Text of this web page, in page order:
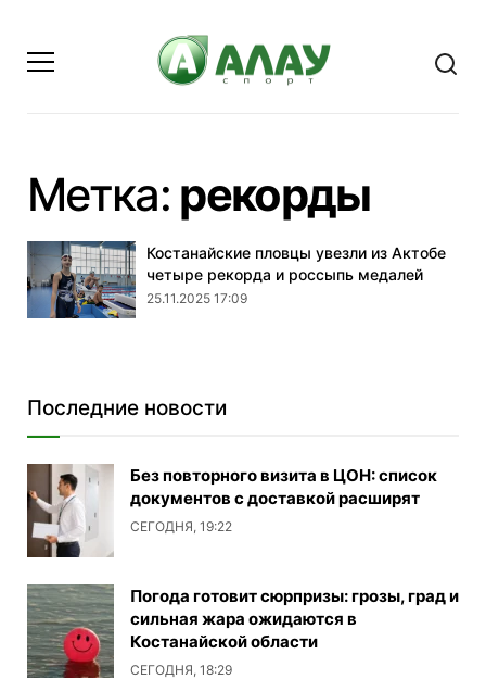
Метка: рекорды-
Костанайские пловцы увезли из Актобе
четыре рекорда и россыпь медалей
25.11.2025 17:09
Последние новости
Без повторного визита в ЦОН: список
документов с доставкой расширят
СЕГОДНЯ, 19:22
Погода готовит сюрпризы: грозы, град и
сильная жара ожидаются в
Костанайской области
СЕГОДНЯ, 18:29